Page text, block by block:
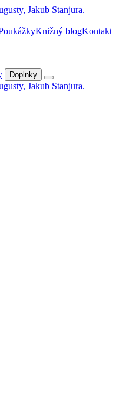
Knižný blogKontakt
Doplnky